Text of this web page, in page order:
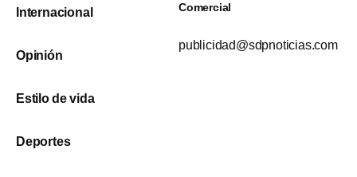
Internacional
Opinión
Estilo de vida
Deportes
Comercial
publicidad@sdpnoticias.com